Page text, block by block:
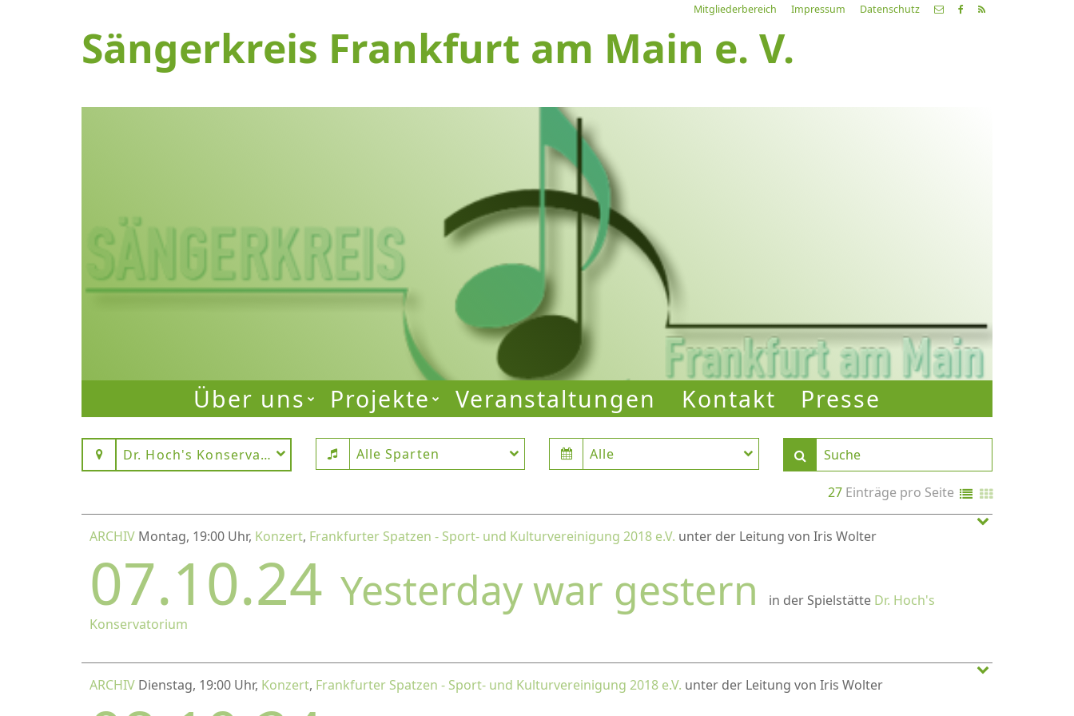
Mitgliederbereich Impressum Datenschutz
Sängerkreis Frankfurt am Main e. V.
Letzte Alle
Über uns Projekte Veranstaltungen Kontakt Presse
Dr. Hoch's Konservatorium Alle Sparten Alle
27 Einträge pro Seite
ARCHIV Montag, 19:00 Uhr, Konzert, Frankfurter Spatzen - Sport- und Kulturvereinigung 2018 e.V. unter der Leitung von Iris Wolter
07.10.24 Yesterday war gestern in der Spielstätte Dr. Hoch's
Konservatorium
ARCHIV Dienstag, 19:00 Uhr, Konzert, Frankfurter Spatzen - Sport- und Kulturvereinigung 2018 e.V. unter der Leitung von Iris Wolter